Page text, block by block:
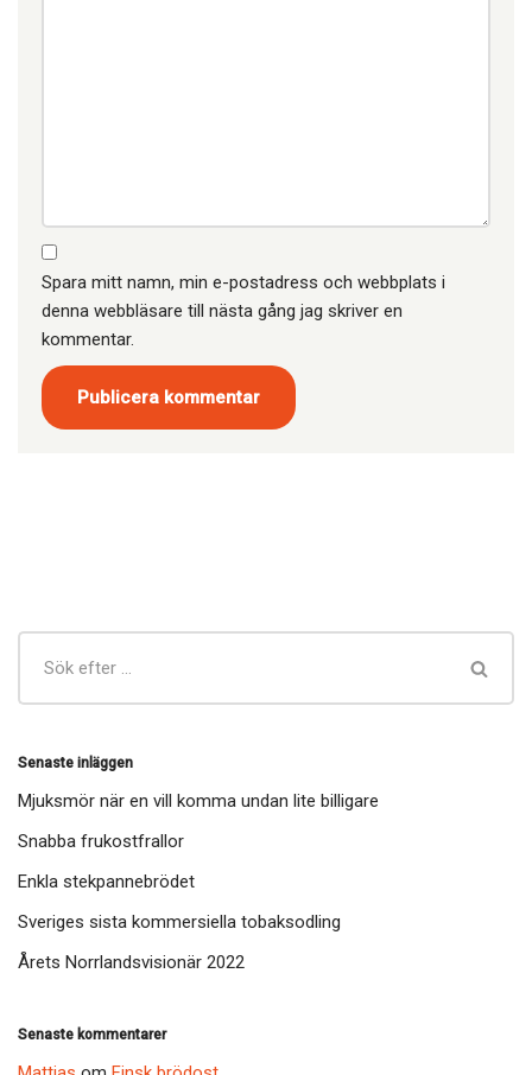
Spara mitt namn, min e-postadress och webbplats i
denna webbläsare till nästa gång jag skriver en
kommentar.
Senaste inläggen
Mjuksmör när en vill komma undan lite billigare
Snabba frukostfrallor
Enkla stekpannebrödet
Sveriges sista kommersiella tobaksodling
Årets Norrlandsvisionär 2022
Senaste kommentarer